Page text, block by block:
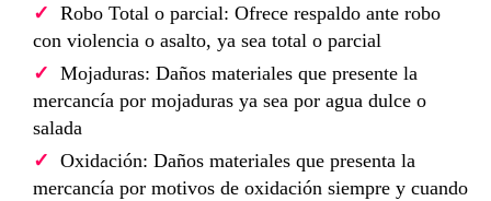
Robo Total o parcial: Ofrece respaldo ante robo
con violencia o asalto, ya sea total o parcial
Mojaduras: Daños materiales que presente la
mercancía por mojaduras ya sea por agua dulce o
salada
Oxidación: Daños materiales que presenta la
mercancía por motivos de oxidación siempre y cuando